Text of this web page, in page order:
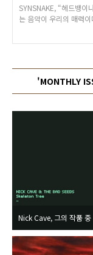
SYNSNAKE, “헤드뱅이
는 음악이 우리의 매력이
'MONTHLY